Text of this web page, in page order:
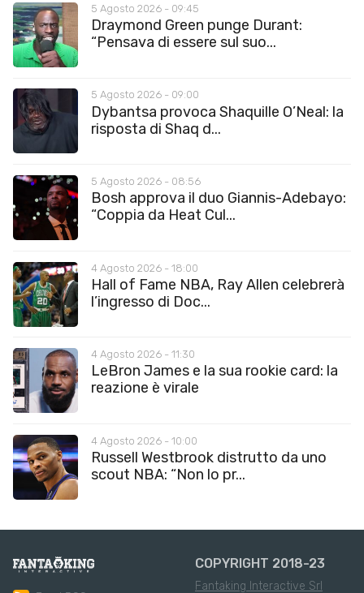
5 Agosto 2026 - 09:45
Draymond Green punge Durant:
“Pensava di essere sul suo...
5 Agosto 2026 - 09:00
Dybantsa provoca Shaquille O’Neal: la
risposta di Shaq d...
5 Agosto 2026 - 08:56
Bosh approva il duo Giannis-Adebayo:
“Coppia da Heat Cul...
4 Agosto 2026 - 18:00
Hall of Fame NBA, Ray Allen celebrerà
l’ingresso di Doc...
4 Agosto 2026 - 11:30
LeBron James e la sua rookie card: la
reazione è virale
4 Agosto 2026 - 10:00
Russell Westbrook distrutto da uno
scout NBA: “Non lo pr...
COPYRIGHT 2018-23
Fantaking Interactive Srl